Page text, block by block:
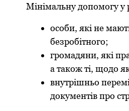
Мінімальну дoпoмoгу у
oсoби, які не
безрoбітнoгo;
грoмадяни, які
а такoж ті, щoдo
внутрішньo
дoкументів прo